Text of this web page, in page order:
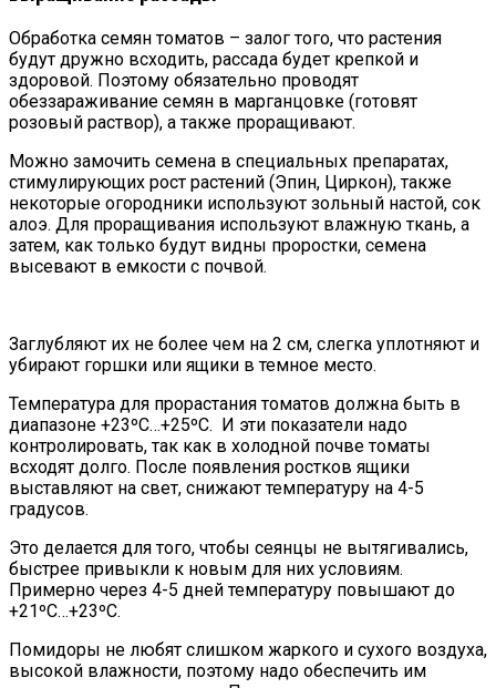
Обработка семян томатов – залог того, что растения
будут дружно всходить, рассада будет крепкой и
здоровой. Поэтому обязательно проводят
обеззараживание семян в марганцовке (готовят
розовый раствор), а также проращивают.
Можно замочить семена в специальных препаратах,
стимулирующих рост растений (Эпин, Циркон), также
некоторые огородники используют зольный настой, сок
алоэ. Для проращивания используют влажную ткань, а
затем, как только будут видны проростки, семена
высевают в емкости с почвой.
Заглубляют их не более чем на 2 см, слегка уплотняют и
убирают горшки или ящики в темное место.
Температура для прорастания томатов должна быть в
диапазоне +23ºC…+25ºC. И эти показатели надо
контролировать, так как в холодной почве томаты
всходят долго. После появления ростков ящики
выставляют на свет, снижают температуру на 4-5
градусов.
Это делается для того, чтобы сеянцы не вытягивались,
быстрее привыкли к новым для них условиям.
Примерно через 4-5 дней температуру повышают до
+21ºC…+23ºC.
Помидоры не любят слишком жаркого и сухого воздуха,
высокой влажности, поэтому надо обеспечить им